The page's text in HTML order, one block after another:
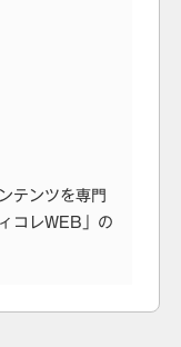
テンツを専門
コレWEB」の